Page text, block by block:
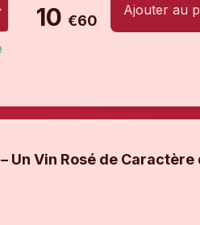
10 €60
Ajouter au
Un Vin Rosé de Caractère